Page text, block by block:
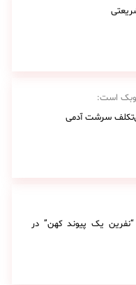
است:
سرشت آدمی
“نفرین یک پیوند کهن” در